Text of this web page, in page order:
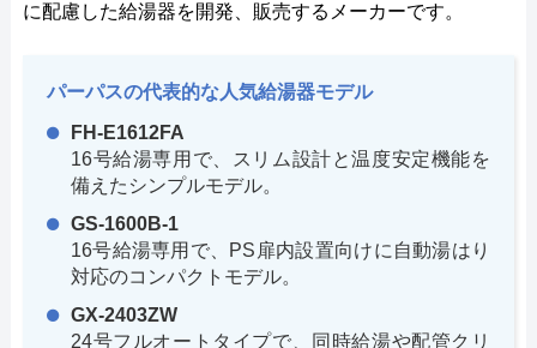
に配慮した給湯器を開発、販売するメーカーです。
パーパスの代表的な人気給湯器モデル
FH-E1612FA
16号給湯専用で、スリム設計と温度安定機能を
備えたシンプルモデル。
GS-1600B-1
16号給湯専用で、PS扉内設置向けに自動湯はり
対応のコンパクトモデル。
GX-2403ZW
24号フルオートタイプで、同時給湯や配管クリ